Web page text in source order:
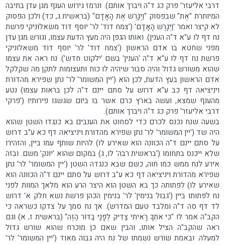
דרבי אליעזר' פרק כג ד"ה ויברך אותם). ונרמז גירוש הענף מגן עדן בתיבה
המיותרת "אֶת" שבפסוק "וַיְגָרֶשׁ אֶת הָאָדָם" (בראשית ג, כד) ולכן הפסוק
לא קיצר ואמר 'וַיְגָרֶשׁ הָאָדָם' ('צמח דוד' לר' יוסף דוד משאלוניקי פרשת
נח דף לו ע"א ד"ה הענין). ואותו הגפן היה מעץ הדעת עצמו, וגורש מגן עדן
מפני שחטא בו אדם הראשון ('צמח דוד' לר' יוסף דוד משאלוניקי
פרשת נח דף לו ע"א ד"ה 'הענין' בשם 'ילקוט חדש'). נח ראה את עצמו
שהוא משורש גדול והיה סבור שיהיה לו כוח ותעצומות לתקן מה שקלקל
אדם הראשון בעץ הדעת, לכן הוא ('יין המשומר' לר' נתן שפירא מהדורת
ויניציאה דף כב ע"א דרוש על סתם יינם ד"ה לכן בראות עצמו) נטע
מהענף שמצא, ועשה בארץ כרם אשר בו ביום שגשגו פירותיו ('פרקי
דרבי אליעזר' פרק כג ד"ה ויברך אותם).
בשעה שנח נכנס לכרם כדי לסחוט את הענבים בא כנגדו השטן שהוא
היה שד ('יין המשומר' לר' נתן שפירא מהדורת ויניציאה דף כא ע"ב דרוש
על סתם יינם ד"ה הכוונה הוא שאירע לו) להיות שותף עמו ביין, והזהירו
שלא ייכנס בתחומו ('בראשית רבה' לו, ג) במקום שהוא 'יונק' משם. ובזה
אירע לנח ממש כמו חוה, כשם שבא כנגדה השטן ('יין המשומר' לר' נתן
שפירא מהדורת ויניציאה דף כא ע"ב דרוש על סתם יינם ד"ה הכוונה הוא
שאירע לו) לפתותה כך בא השטן הוא היצר הרע הוא מלאך המוות לפני
נח לפתותו ביין ('גבול בנימין' לר' בנימין הכהן פרשת נשא חלק א' דרוש
לד דף סה ד"ה ומלבד טעם המדרש). אך נח סמך על צדקו כשראה כי
הקב"ה אמר לו "כִּי אֹתְךָ רָאִיתִי צַדִּיק לְפָנַי בַּדּוֹר הַזֶּה" (בראשית ז, א) וגם
ראה שהקב"ה הציל אותו, והבין שאם כן מוכרח שהוא שורש גדול
למעלה. ובאמת שורש נשמתו של נח היה גבוה מאוד ('יין המשומר' לר'